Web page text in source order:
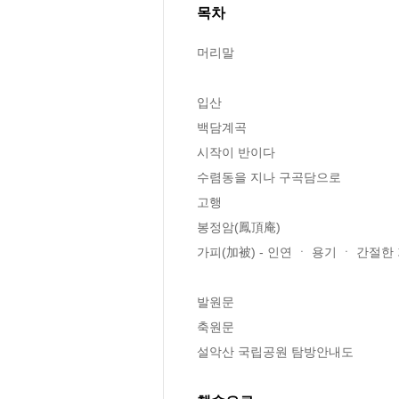
목차
머리말
입산
백담계곡
시작이 반이다
수렴동을 지나 구곡담으로
고행
봉정암(鳳頂庵)
가피(加被) - 인연 ㆍ 용기 ㆍ 간절한
발원문
축원문
설악산 국립공원 탐방안내도